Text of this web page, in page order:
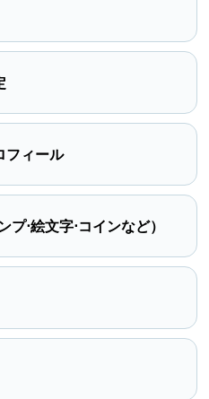
フィール
⋅絵文字⋅コインなど）